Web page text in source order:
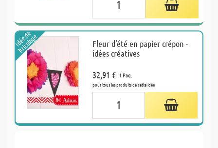
Fleur d‘été en papier crépon -
idées créatives
32,91 € 1 Paq.
pour tous les produits de cette idée
I
d
é
e
d
e
b
r
i
c
o
l
a
g
e